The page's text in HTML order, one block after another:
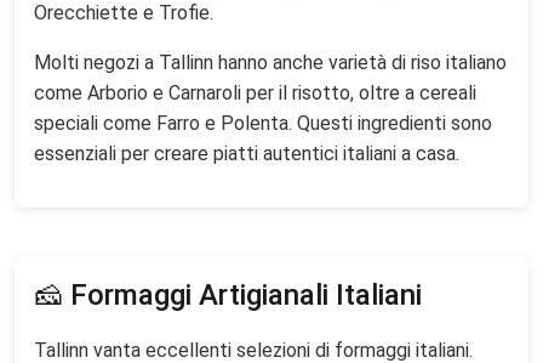
Orecchiette e Trofie.
Molti negozi a Tallinn hanno anche varietà di riso italiano
come Arborio e Carnaroli per il risotto, oltre a cereali
speciali come Farro e Polenta. Questi ingredienti sono
essenziali per creare piatti autentici italiani a casa.
🧀 Formaggi Artigianali Italiani
Tallinn vanta eccellenti selezioni di formaggi italiani.